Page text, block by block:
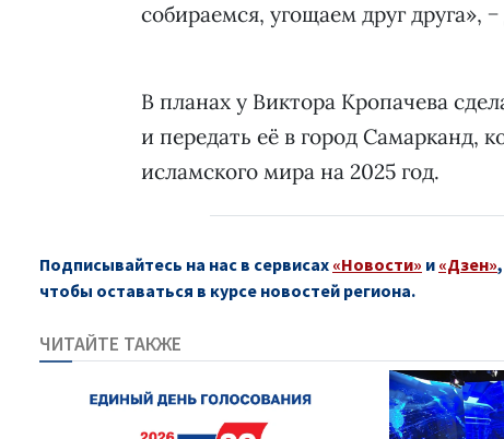
собираемся, угощаем друг друга»,
В планах у Виктора Кропачева
и передать её в город Самарканд,
исламского мира на 2025 год.
Подписывайтесь на нас в сервисах «Новости» и «Дзен»
чтобы оставаться в курсе новостей региона.
ЧИТАЙТЕ ТАКЖЕ